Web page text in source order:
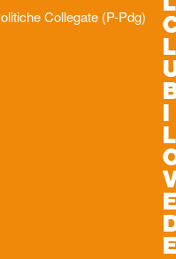
Collegate (P-Pdg)
L
I
L